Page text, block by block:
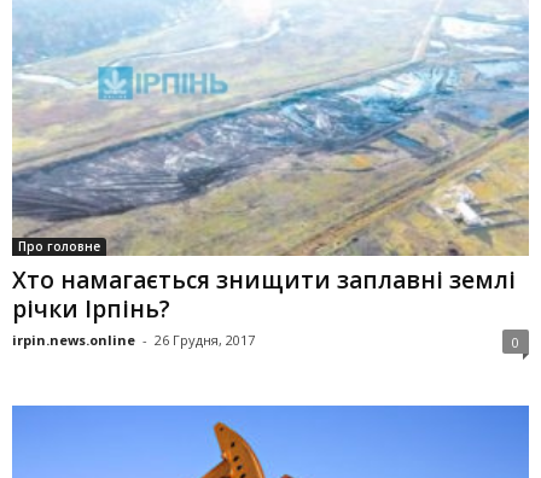
Про головне
Хто намагається знищити заплавні землі
річки Ірпінь?
irpin.news.online - 26 Грудня, 2017 0